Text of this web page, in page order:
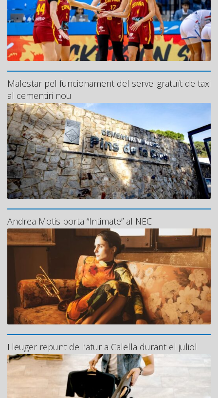
Malestar pel funcionament del servei gratuït de taxi
al cementiri nou
Andrea Motis porta “Intimate” al NEC
Lleuger repunt de l’atur a Calella durant el juliol